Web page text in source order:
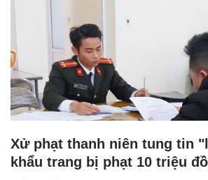
Xử phạt thanh niên tung tin
khẩu trang bị phạt 10 triệu